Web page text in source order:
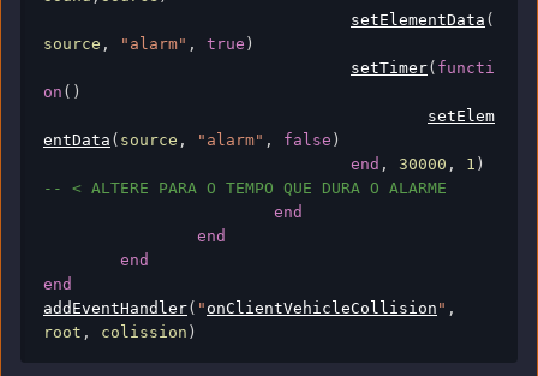
setElementData (
source , "alarm" , true )
setTimer( functi
on ()
setElem
entData ( source , "alarm" , false )
end , 30000 , 1 )
-- < ALTERE PARA O TEMPO QUE DURA O ALARME
end
end
end
end
addEventHandler( " onClientVehicleCollision " ,
root , colission )